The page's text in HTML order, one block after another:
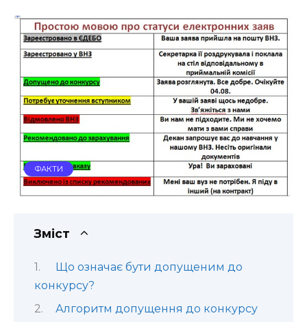
ФАКТИ
Зміст
Що означає бути допущеним до
конкурсу?
Алгоритм допущення до конкурсу